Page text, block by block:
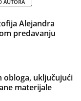
AUTORA
Alejandra
predavanju
obloga, uključujući
materijale